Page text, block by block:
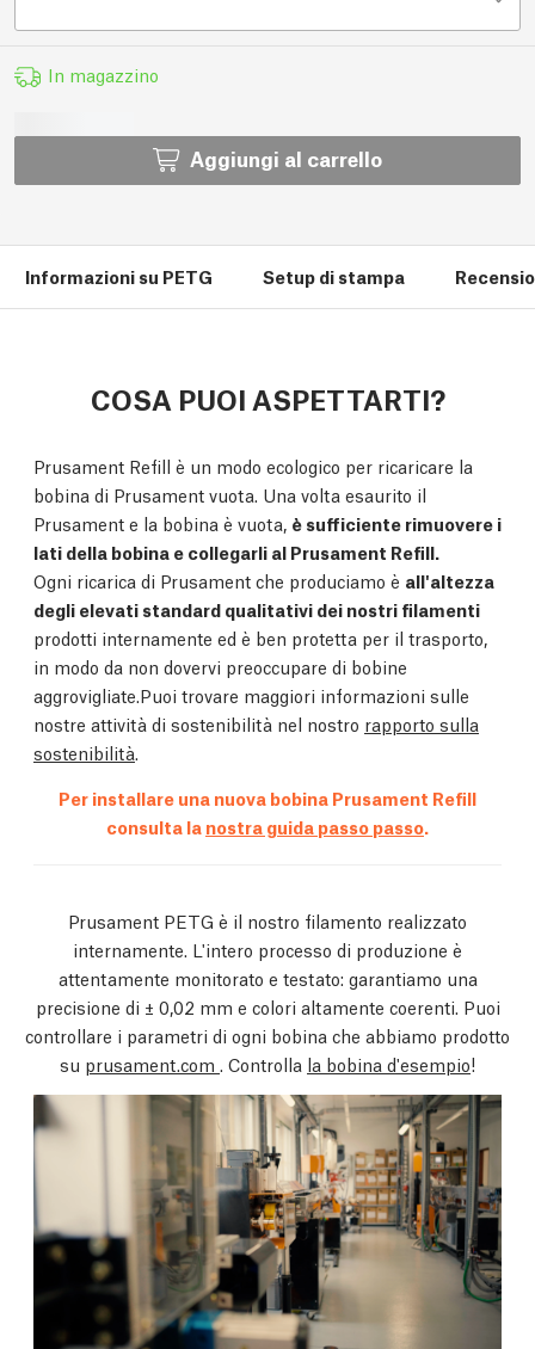
In magazzino
Aggiungi al carrello
Informazioni su PETG Setup di stampa
COSA PUOI ASPETTARTI?
Prusament Refill è un modo ecologico per ricaricare la
bobina di Prusament vuota. Una volta esaurito il
Prusament e la bobina è vuota, è sufficiente rimuovere i
lati della bobina e collegarli al Prusament Refill.
Ogni ricarica di Prusament che produciamo è all'altezza
degli elevati standard qualitativi dei nostri filamenti
prodotti internamente ed è ben protetta per il trasporto,
in modo da non dovervi preoccupare di bobine
aggrovigliate.Puoi trovare maggiori informazioni sulle
nostre attività di sostenibilità nel nostro rapporto sulla
sostenibilità.
Per installare una nuova bobina Prusament Refill
consulta la nostra guida passo passo.
Prusament PETG è il nostro filamento realizzato
internamente. L'intero processo di produzione è
attentamente monitorato e testato: garantiamo una
precisione di ± 0,02 mm e colori altamente coerenti. Puoi
controllare i parametri di ogni bobina che abbiamo prodotto
su prusament.com . Controlla la bobina d'esempio!